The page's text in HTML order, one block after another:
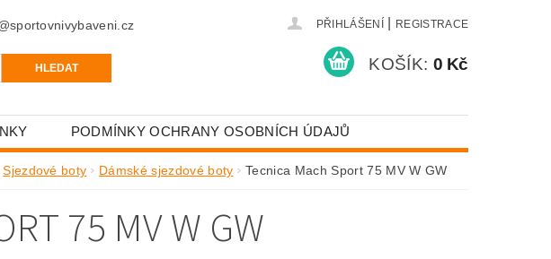
PŘIHLÁŠENÍ REGISTRACE
KOŠÍK: 0 Kč
PODMÍNKY OCHRANY OSOBNÍCH ÚDAJŮ
Sjezdové boty Dámské sjezdové boty Tecnica Mach Sport 75 MV W GW
75 MV W GW